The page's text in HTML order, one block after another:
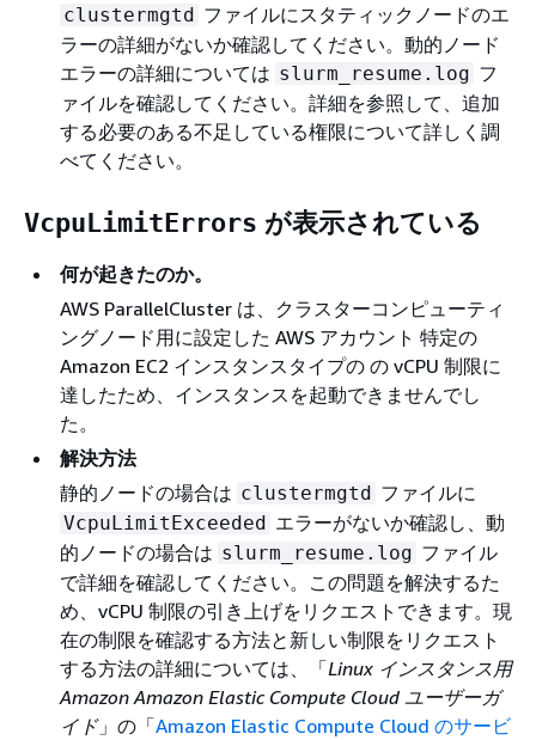
clustermgtd ファイルにスタティックノードのエ
ラーの詳細がないか確認してください。動的ノード
エラーの詳細については slurm_resume.log フ
ァイルを確認してください。詳細を参照して、追加
する必要のある不足している権限について詳しく調
べてください。
VcpuLimitErrors が表示されている
何が起きたのか。
AWS ParallelCluster は、クラスターコンピューティ
ングノード用に設定した AWS アカウント 特定の
Amazon EC2 インスタンスタイプの の vCPU 制限に
達したため、インスタンスを起動できませんでし
た。
解決方法
静的ノードの場合は clustermgtd ファイルに
VcpuLimitExceeded エラーがないか確認し、動
的ノードの場合は slurm_resume.log ファイル
で詳細を確認してください。この問題を解決するた
め、vCPU 制限の引き上げをリクエストできます。現
在の制限を確認する方法と新しい制限をリクエスト
する方法の詳細については、「Linux インスタンス用
Amazon Amazon Elastic Compute Cloud ユーザーガ
イド」の「Amazon Elastic Compute Cloud のサービ